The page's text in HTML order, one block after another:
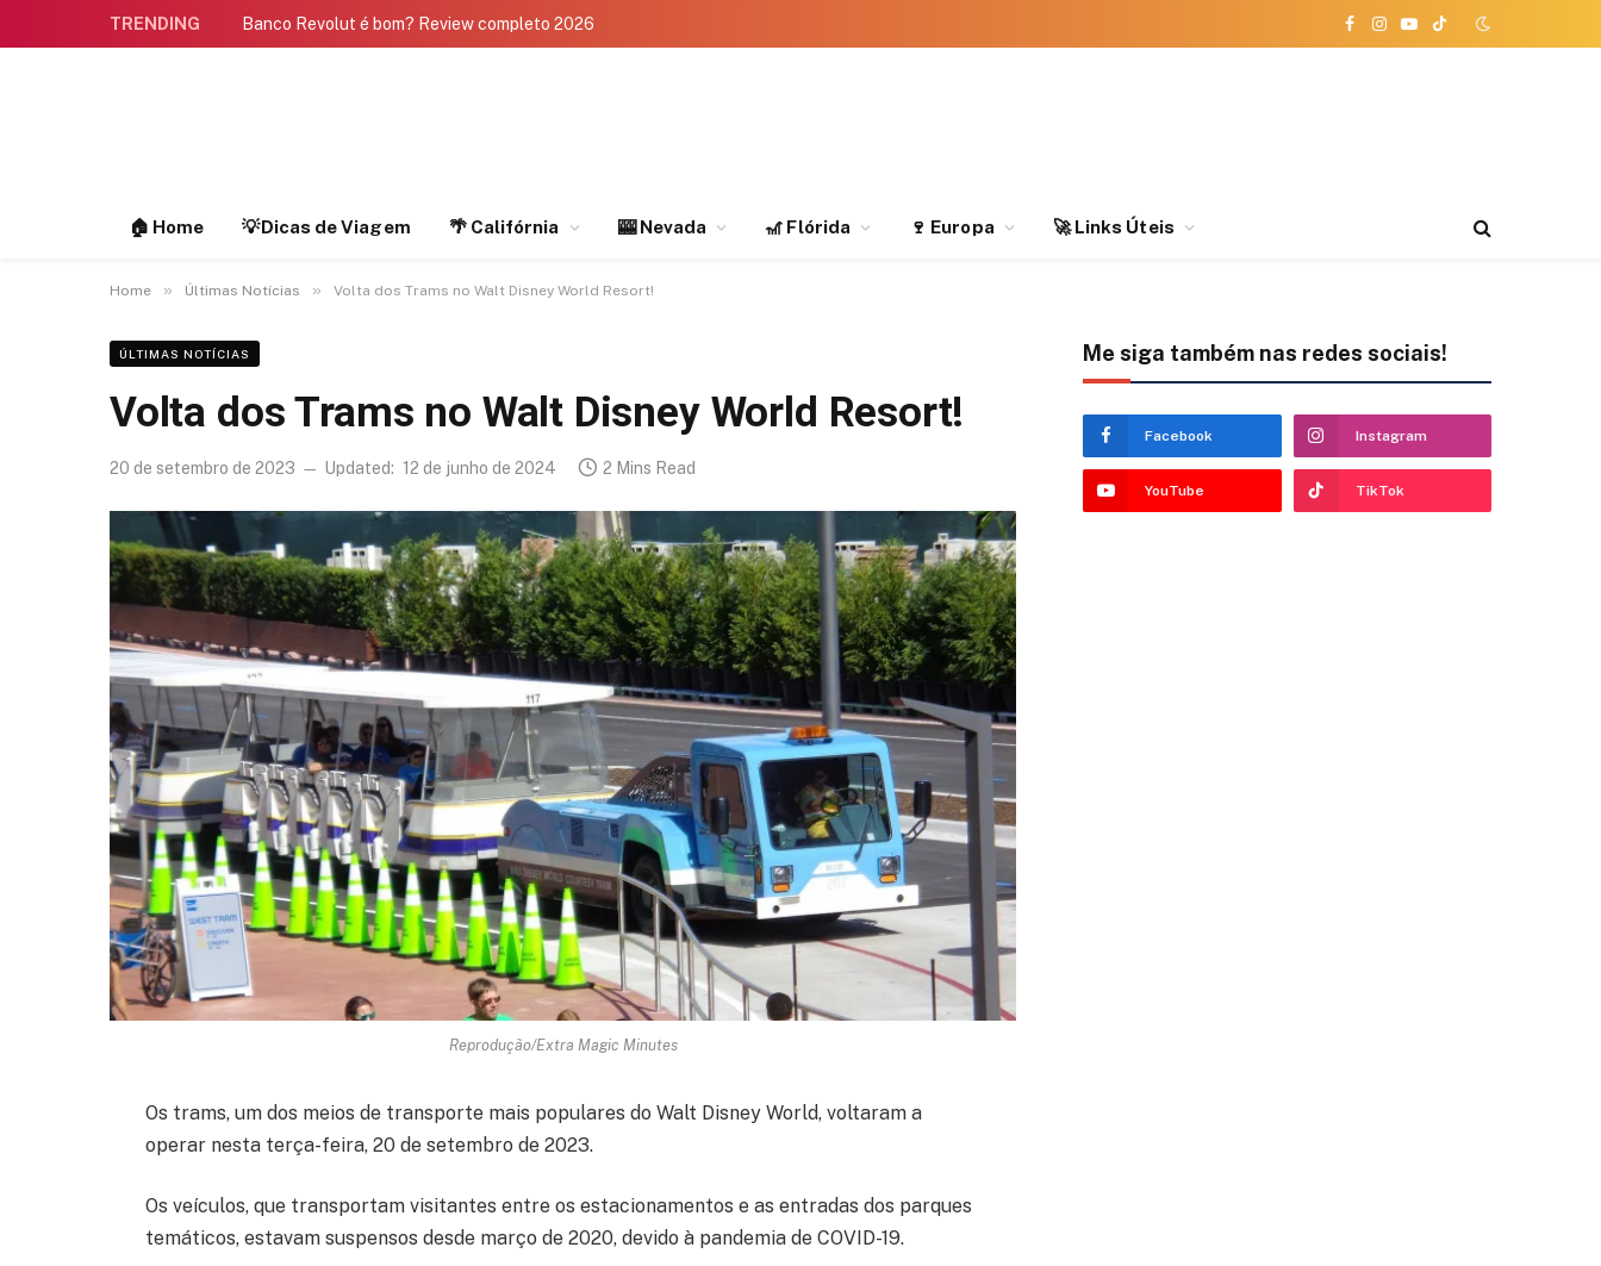
TRENDING Banco Revolut é bom? Review completo 2026
Facebook
Instagram
YouTubeTikTok
🏠 Home 💡Dicas de Viagem 🌴 Califórnia 🎰 Nevada 🎢 Flórida 🍷 Europa 🚀 Links Úteis
Home » Últimas Notícias » Volta dos Trams no Walt Disney World Resort!
ÚLTIMAS NOTÍCIAS
Volta dos Trams no Walt Disney World Resort!
20 de setembro de 2023 Updated: 12 de junho de 2024 2 Mins Read
Reprodução/Extra Magic Minutes
Os trams, um dos meios de transporte mais populares do Walt Disney World, voltaram a
operar nesta terça-feira, 20 de setembro de 2023.
Os veículos, que transportam visitantes entre os estacionamentos e as entradas dos parques
temáticos, estavam suspensos desde março de 2020, devido à pandemia de COVID-19.
Me siga também nas redes sociais!
Facebook Instagram
YouTube TikTok